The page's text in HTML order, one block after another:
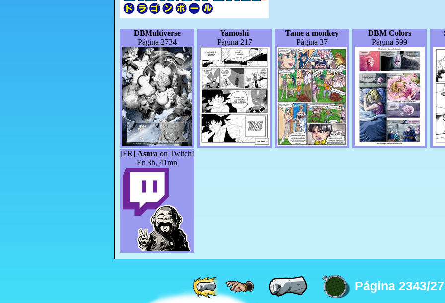
DBMultiverse
Página 2734
Yamoshi
Página 217
Tame a monkey
Página 37
DBM Colors
Página 599
[FR] Asura on Twitch!
En 3h, 41mn
Página 2343/